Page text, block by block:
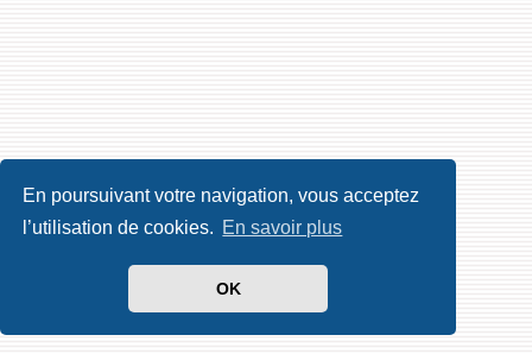
En poursuivant votre navigation, vous acceptez
l’utilisation de cookies. En savoir plus
OK